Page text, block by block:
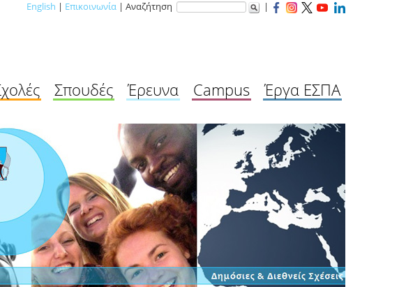
English | Επικοινωνία | Αναζήτηση |
Σπουδές Έρευνα Campus Έργα ΕΣΠΑ